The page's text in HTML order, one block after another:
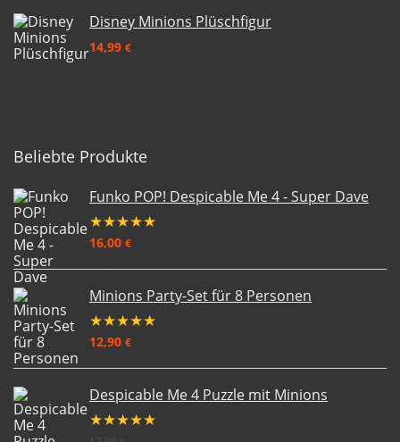
Disney Minions Plüschfigur
14,99 €
Beliebte Produkte
Funko POP! Despicable Me 4 - Super Dave
★★★★★
16,00 €
Minions Party-Set für 8 Personen
★★★★★
12,90 €
Despicable Me 4 Puzzle mit Minions
★★★★★